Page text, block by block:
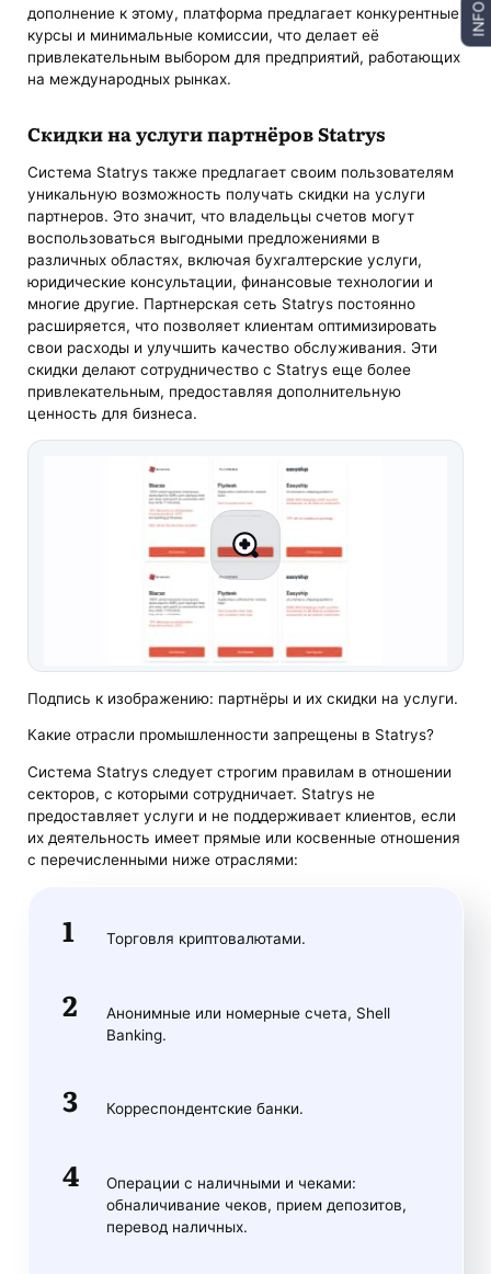
дополнение к этому, платформа предлагает конкурентные
курсы и минимальные комиссии, что делает её
привлекательным выбором для предприятий, работающих
на международных рынках.
Скидки на услуги партнёров Statrys
Система Statrys также предлагает своим пользователям
уникальную возможность получать скидки на услуги
партнеров. Это значит, что владельцы счетов могут
воспользоваться выгодными предложениями в
различных областях, включая бухгалтерские услуги,
юридические консультации, финансовые технологии и
многие другие. Партнерская сеть Statrys постоянно
расширяется, что позволяет клиентам оптимизировать
свои расходы и улучшить качество обслуживания. Эти
скидки делают сотрудничество с Statrys еще более
привлекательным, предоставляя дополнительную
ценность для бизнеса.
Подпись к изображению: партнёры и их скидки на услуги.
Какие отрасли промышленности запрещены в Statrys?
Система Statrys следует строгим правилам в отношении
секторов, с которыми сотрудничает. Statrys не
предоставляет услуги и не поддерживает клиентов, если
их деятельность имеет прямые или косвенные отношения
с перечисленными ниже отраслями:
Торговля криптовалютами.
Анонимные или номерные счета, Shell
Banking.
Корреспондентские банки.
Операции с наличными и чеками:
обналичивание чеков, прием депозитов,
перевод наличных.
INFO